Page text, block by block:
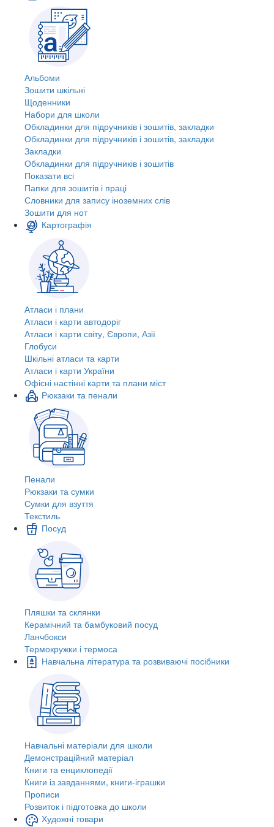
Альбоми
Зошити шкільні
Щоденники
Набори для школи
Обкладинки для підручників і зошитів, закладки
Обкладинки для підручників і зошитів, закладки
Закладки
Обкладинки для підручників і зошитів
Показати всі
Папки для зошитів і праці
Словники для запису іноземних слів
Зошити для нот
Картографія
Атласи і плани
Атласи і карти автодоріг
Атласи і карти світу, Європи, Азії
Глобуси
Шкільні атласи та карти
Атласи і карти України
Офісні настінні карти та плани міст
Рюкзаки та пенали
Пенали
Рюкзаки та сумки
Сумки для взуття
Текстиль
Посуд
Пляшки та склянки
Керамічний та бамбуковий посуд
Ланчбокси
Термокружки і термоса
Навчальна література та розвиваючі посібники
Навчальні матеріали для школи
Демонстраційний матеріал
Книги та енциклопедії
Книги із завданнями, книги-іграшки
Прописи
Розвиток і підготовка до школи
Художні товари